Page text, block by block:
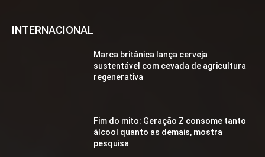
INTERNACIONAL
Marca britânica lança cerveja
sustentável com cevada de agricultura
regenerativa
Fim do mito: Geração Z consome tanto
álcool quanto as demais, mostra
pesquisa